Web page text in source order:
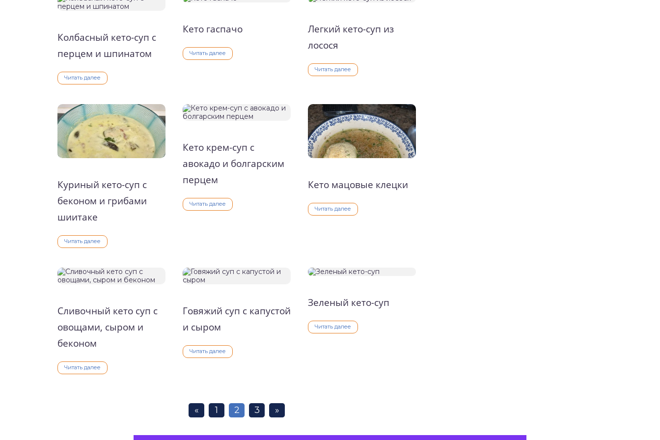
Колбасный кето-суп с
перцем и шпинатом
Читать далее
Кето гаспачо
Читать далее
Легкий кето-суп из
лосося
Читать далее
Куриный кето-суп с
беконом и грибами
шиитаке
Читать далее
Кето крем-суп с
авокадо и болгарским
перцем
Читать далее
Кето мацовые клецки
Читать далее
Сливочный кето суп с
овощами, сыром и
беконом
Читать далее
Говяжий суп с капустой
и сыром
Читать далее
Зеленый кето-суп
Читать далее
« 1 2 3 »